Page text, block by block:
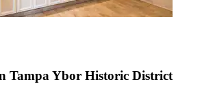
Tampa Ybor Historic District